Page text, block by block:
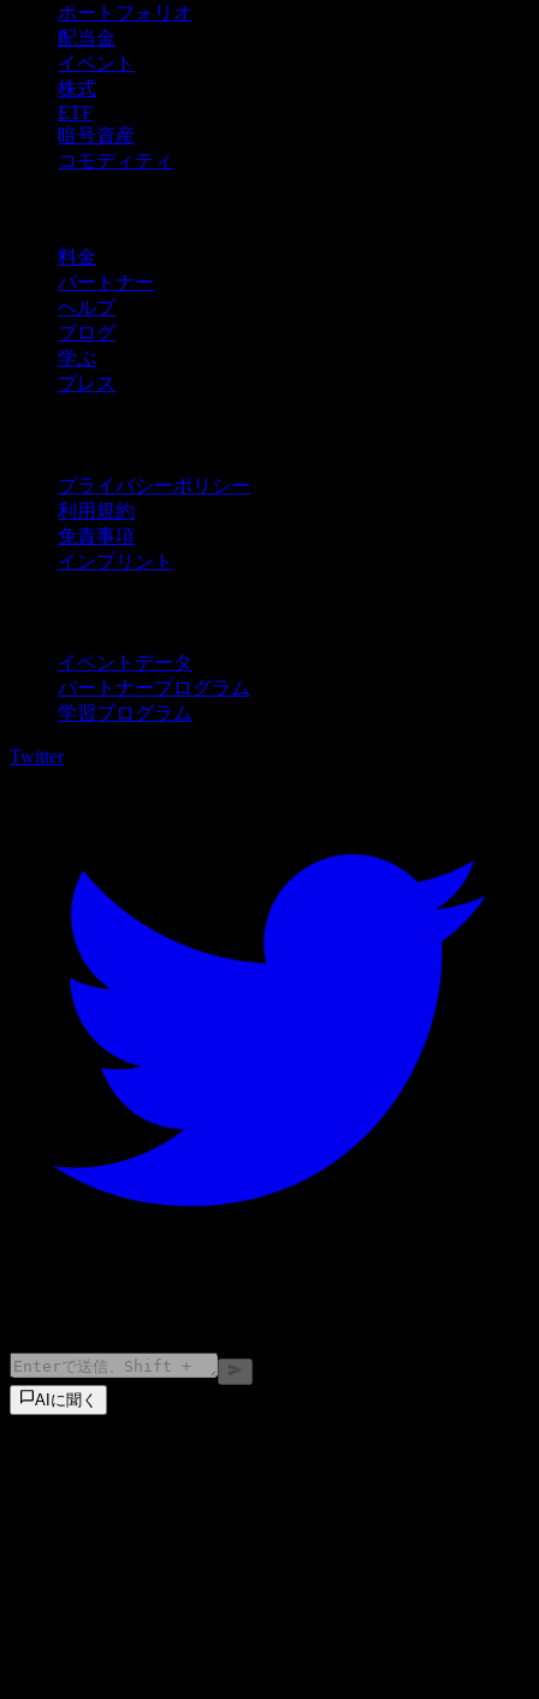
ポートフォリオ
配当金
イベント
株式
ETF
暗号資産
コモディティ
料金
パートナー
ヘルプ
ブログ
学ぶ
プレス
プライバシーポリシー
利用規約
免責事項
インプリント
イベントデータ
パートナープログラム
学習プログラム
Twitter
AIに聞く